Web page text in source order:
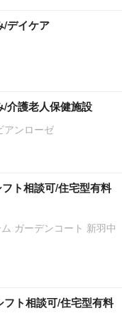
/デイケア
/介護老人保健施設
アンローゼ
ト相談可/住宅型有料
ガーデンコート 新羽中
フト相談可/住宅型有料